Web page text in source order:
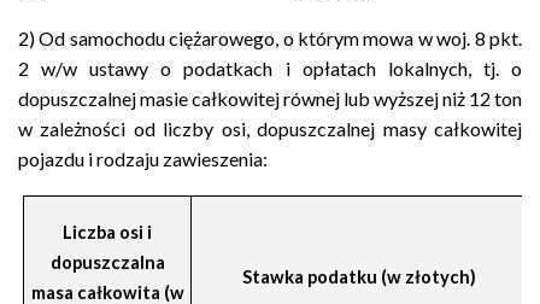
2) Od samochodu ciężarowego, o którym mowa w woj. 8 pkt.
2 w/w ustawy o podatkach i opłatach lokalnych, tj. o
dopuszczalnej masie całkowitej równej lub wyższej niż 12 ton
w zależności od liczby osi, dopuszczalnej masy całkowitej
pojazdu i rodzaju zawieszenia:
Liczba osi i
dopuszczalna
masa całkowita (w
Stawka podatku (w złotych)